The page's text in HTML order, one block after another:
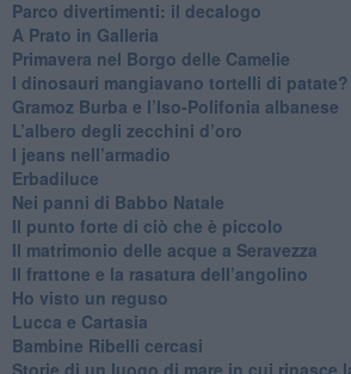
​Parco divertimenti: il decalogo
​A Prato in Galleria
​Primavera nel Borgo delle Camelie
I dinosauri mangiavano tortelli di patate?
​Gramoz Burba e l’Iso-Polifonia albanese
L’albero degli zecchini d’oro
​I jeans nell’armadio
Erbadiluce
Nei panni di Babbo Natale
​Il punto forte di ciò che è piccolo
​Il matrimonio delle acque a Seravezza
​Il frattone e la rasatura dell’angolino
​Ho visto un reguso
Lucca e Cartasia
Bambine Ribelli cercasi
Storie di un luogo di mare in cui rinasce